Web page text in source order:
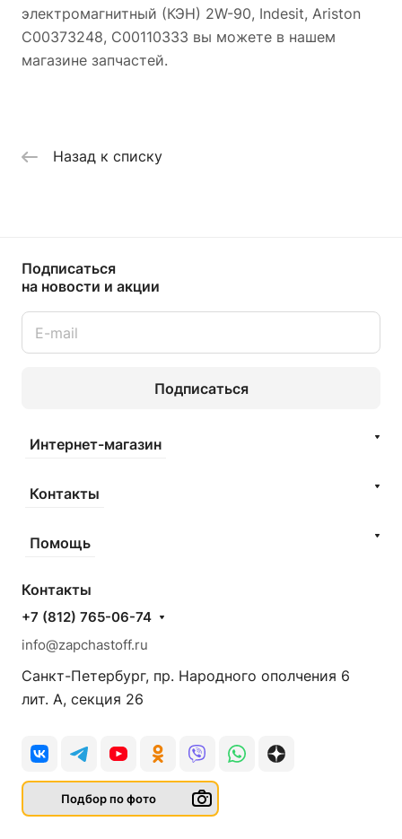
электромагнитный (КЭН) 2W-90, Indesit, Ariston
C00373248, C00110333 вы можете в нашем
магазине запчастей.
Назад к списку
Подписаться
на новости и акции
Подписаться
Интернет-магазин
Контакты
Помощь
Контакты
+7 (812) 765-06-74
info@zapchastoff.ru
Санкт-Петербург, пр. Народного ополчения 6
лит. А, секция 26
Подбор по фото